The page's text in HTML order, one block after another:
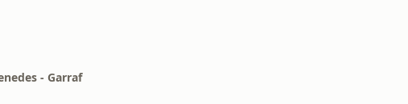
- Garraf